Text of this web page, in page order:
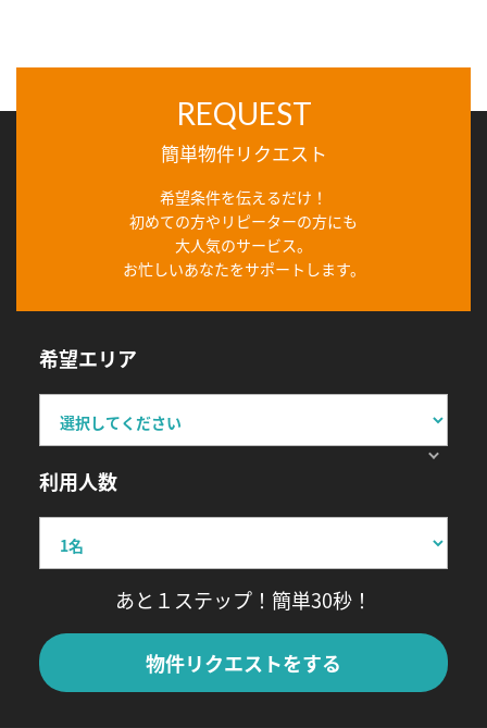
REQUEST
簡単物件リクエスト
希望条件を伝えるだけ！
初めての方やリピーターの方にも
大人気のサービス。
お忙しいあなたをサポートします。
希望エリア
利用人数
あと１ステップ！簡単30秒！
物件リクエストをする